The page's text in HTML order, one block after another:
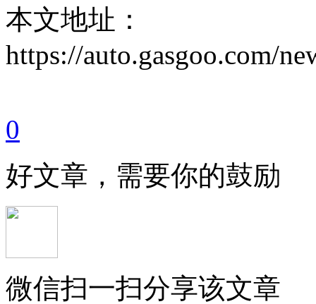
本文地址：
https://auto.gasgoo.com/
0
好文章，需要你的鼓励
微信扫一扫分享该文章